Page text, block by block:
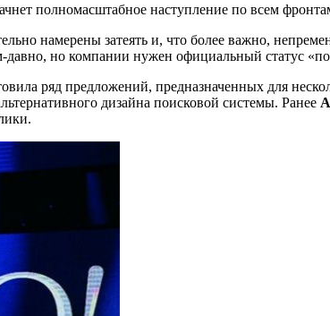
полномасштабное наступление по всем
намерены затеять и, что более важно,
давно, но компании нужен официальный статус
ряд предложений, предназначенных для
дизайна поисковой системы. Ранее